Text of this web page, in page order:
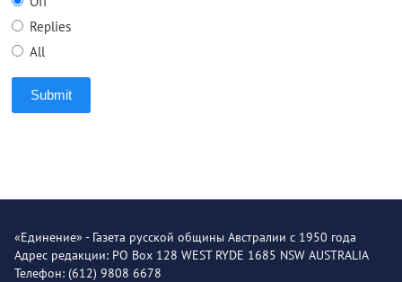
Replies
All
Submit
«Единение» - Газета русской общины Австралии с 1950 года
Адрес редакции: PO Box 128 WEST RYDE 1685 NSW AUSTRALIA
Телефон: (612) 9808 6678